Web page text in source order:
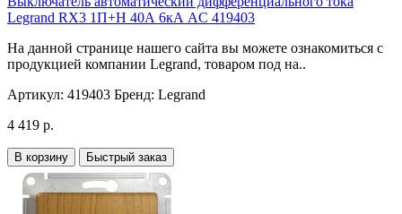
Legrand RX3 1П+Н 40А 6кА AC 419403
На данной странице нашего сайта вы можете ознакомиться с
продукцией компании Legrand, товаром под на..
Артикул: 419403 Бренд: Legrand
4 419 р.
В корзину Быстрый заказ